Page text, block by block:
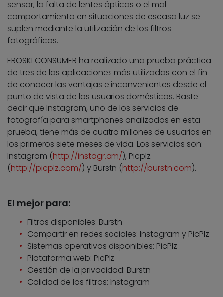
sensor, la falta de lentes ópticas o el mal
comportamiento en situaciones de escasa luz se
suplen mediante la utilización de los filtros
fotográficos.
EROSKI CONSUMER ha realizado una prueba práctica
de tres de las aplicaciones más utilizadas con el fin
de conocer las ventajas e inconvenientes desde el
punto de vista de los usuarios domésticos. Baste
decir que Instagram, uno de los servicios de
fotografía para smartphones analizados en esta
prueba, tiene más de cuatro millones de usuarios en
los primeros siete meses de vida. Los servicios son:
Instagram (http://instagr.am/), Picplz
(http://picplz.com/) y Burstn (http://burstn.com).
El mejor para:
Filtros disponibles: Burstn
Compartir en redes sociales: Instagram y PicPlz
Sistemas operativos disponibles: PicPlz
Plataforma web: PicPlz
Gestión de la privacidad: Burstn
Calidad de los filtros: Instagram